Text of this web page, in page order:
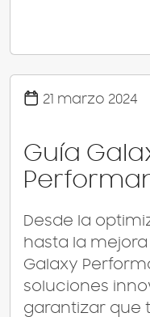
21 marzo 2024
Guía
Desde la
hasta la
Galaxy
soluciones
garantizar que